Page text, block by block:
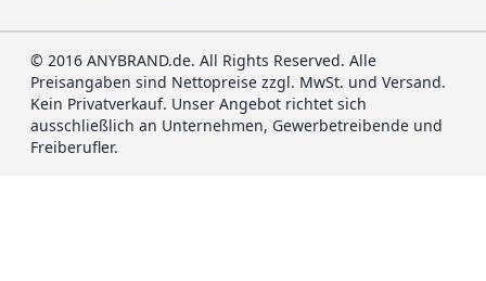
© 2016 ANYBRAND.de. All Rights Reserved. Alle
Preisangaben sind Nettopreise zzgl. MwSt. und Versand.
Kein Privatverkauf. Unser Angebot richtet sich
ausschließlich an Unternehmen, Gewerbetreibende und
Freiberufler.